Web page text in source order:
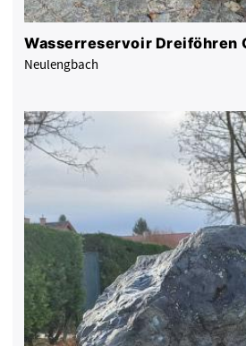
Wasserreservoir Dreiföhren
Neulengbach